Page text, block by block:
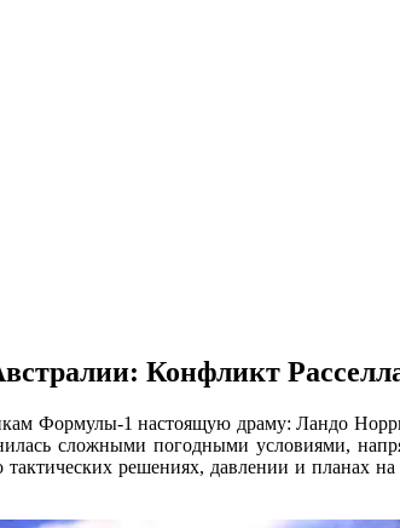
Конфликт
Формулы-1 настоящую драму: Ландо
сложными погодными условиями,
решениях, давлении и планах